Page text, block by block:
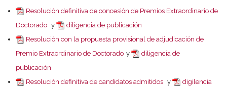
Resolución definitiva de concesión de Premios Extraordinario de
Doctorado y
diligencia de publicación
Resolución con la propuesta provisional de adjudicación de
Premio Extraordinario de Doctorado y
diligencia de
publicación
Resolución definitiva de candidatos admitidos y
digilencia